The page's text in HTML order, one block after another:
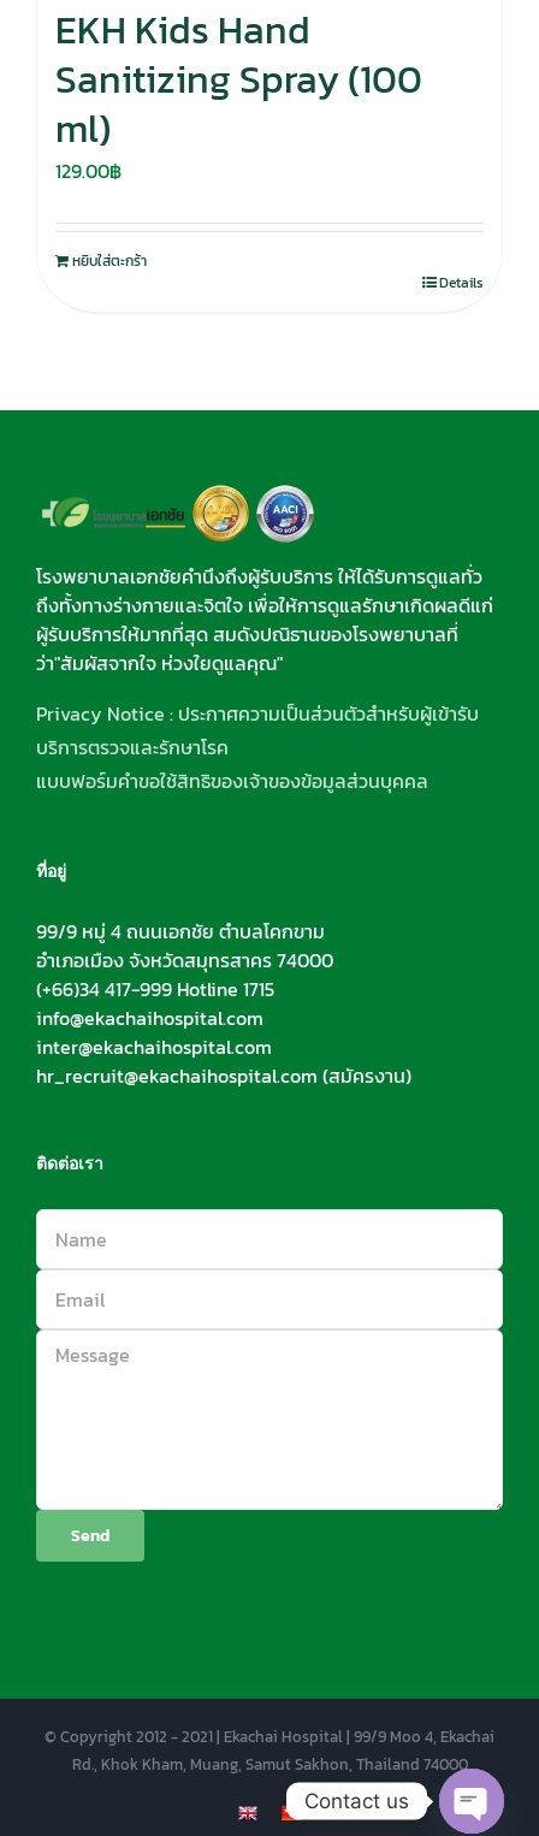
EKH Kids Hand
Sanitizing Spray (100
ml)
129.00฿
หยิบใส่ตะกร้า
Details
โรงพยาบาลเอกชัยคำนึงถึงผู้รับบริการ ให้ได้รับการดูแลทั่ว
ถึงทั้งทางร่างกายและจิตใจ เพื่อให้การดูแลรักษาเกิดผลดีแก่
ผู้รับบริการให้มากที่สุด สมดังปณิธานของโรงพยาบาลที่
ว่า"สัมผัสจากใจ ห่วงใยดูแลคุณ"
Privacy Notice : ประกาศความเป็นส่วนตัวสำหรับผู้เข้ารับ
บริการตรวจและรักษาโรค
แบบฟอร์มคำขอใช้สิทธิของเจ้าของข้อมูลส่วนบุคคล
ที่อยู่
99/9 หมู่ 4 ถนนเอกชัย ตำบลโคกขาม
อำเภอเมือง จังหวัดสมุทรสาคร 74000
(+66)34 417-999 Hotline 1715
info@ekachaihospital.com
inter@ekachaihospital.com
hr_recruit@ekachaihospital.com (สมัครงาน)
ติดต่อเรา
© Copyright 2012 - 2021 | Ekachai Hospital | 99/9 Moo 4, Ekachai
Rd., Khok Kham, Muang, Samut Sakhon, Thailand 74000
EN CNContact us